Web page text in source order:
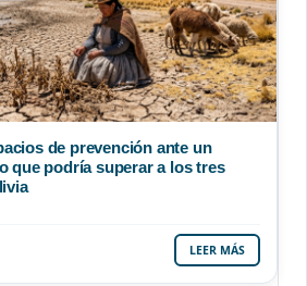
de prevención ante un
que podría superar a los tres
LEER MÁS